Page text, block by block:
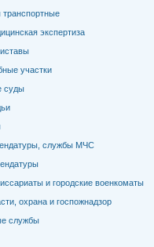
экспертиза
участки
суды
службы МЧС
и городские военкоматы
охрана и госпожнадзор
службы